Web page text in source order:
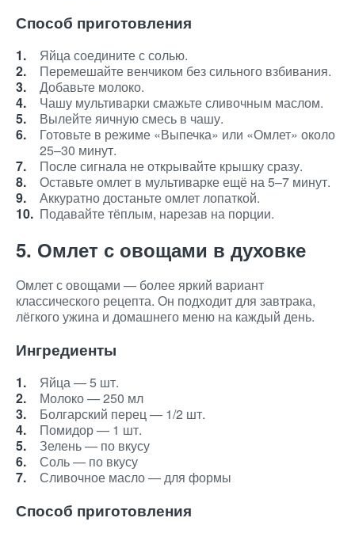
Способ приготовления
Яйца соедините с солью.
Перемешайте венчиком без сильного взбивания.
Добавьте молоко.
Чашу мультиварки смажьте сливочным маслом.
Вылейте яичную смесь в чашу.
Готовьте в режиме «Выпечка» или «Омлет» около
25–30 минут.
После сигнала не открывайте крышку сразу.
Оставьте омлет в мультиварке ещё на 5–7 минут.
Аккуратно достаньте омлет лопаткой.
Подавайте тёплым, нарезав на порции.
5. Омлет с овощами в духовке
Омлет с овощами — более яркий вариант
классического рецепта. Он подходит для завтрака,
лёгкого ужина и домашнего меню на каждый день.
Ингредиенты
Яйца — 5 шт.
Молоко — 250 мл
Болгарский перец — 1/2 шт.
Помидор — 1 шт.
Зелень — по вкусу
Соль — по вкусу
Сливочное масло — для формы
Способ приготовления